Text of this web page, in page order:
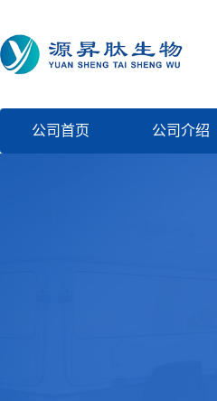
公司首页 公司介绍